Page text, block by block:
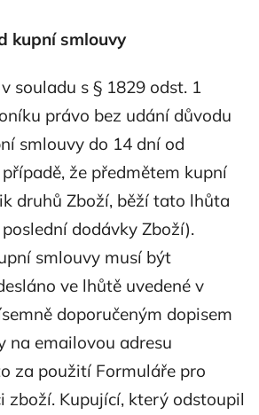
kupní smlouvy
souladu s § 1829 odst. 1
právo bez udání důvodu
smlouvy do 14 dní od
že předmětem kupní
druhů Zboží, běží tato lhůta
dodávky Zboží).
smlouvy musí být
ve lhůtě uvedené v
doporučeným dopisem
na emailovou adresu
za použití Formuláře pro
zboží. Kupující, který odstoupil